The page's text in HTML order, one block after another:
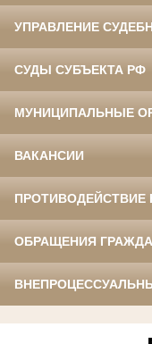
УПРАВЛЕНИЕ
СУДЫ СУБЪЕКТА РФ
МУНИЦИПАЛЬНЫЕ
ВАКАНСИИ
ПРОТИВОДЕЙСТВИЕ
ОБРАЩЕНИЯ